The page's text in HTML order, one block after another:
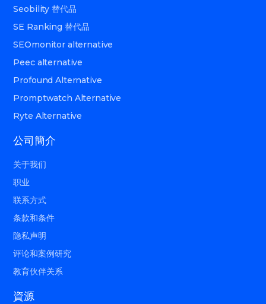
Seobility 替代品
SE Ranking 替代品
SEOmonitor alternative
Peec alternative
Profound Alternative
Promptwatch Alternative
Ryte Alternative
公司簡介
关于我们
职业
联系方式
条款和条件
隐私声明
评论和案例研究
教育伙伴关系
資源